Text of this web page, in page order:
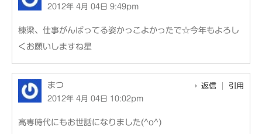
2012年 4月 04日 9:49pm
棟梁、仕事がんばってる姿かっこよかったで☆今年もよろし
くお願いしますね星
まつ
2012年 4月 04日 10:02pm
返信 引用
高専時代にもお世話になりました(^o^)